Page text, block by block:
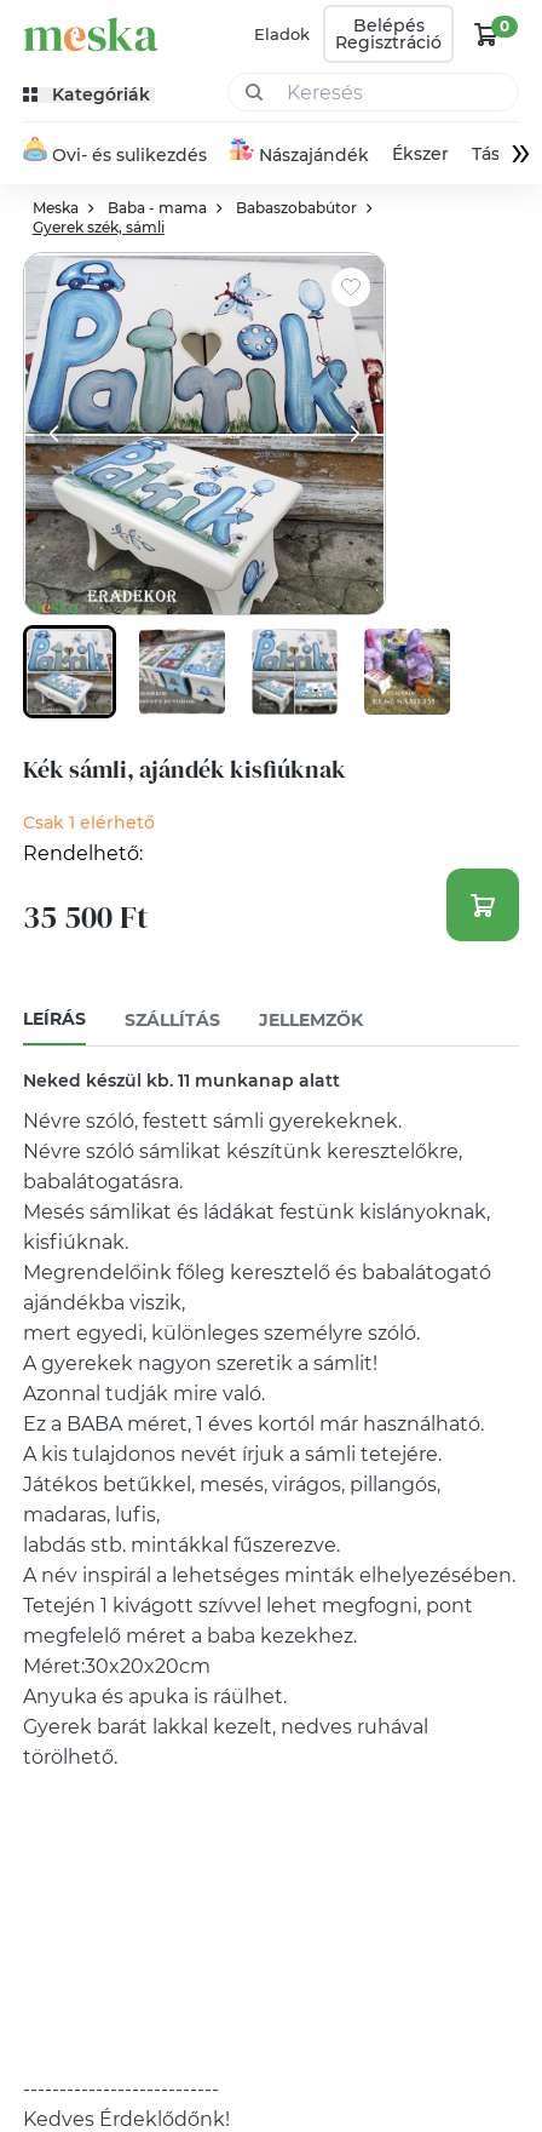
Eladok Belépés
Regisztráció
0
Kategóriák
Ovi- és sulikezdés Nászajándék Ékszer Táska»
Meska Baba - mama
Babaszobabútor
Gyerek szék, sámli
Kék sámli, ajándék kisfiúknak
Csak 1 elérhető
Rendelhető:
35 500 Ft
LEÍRÁS SZÁLLÍTÁS JELLEMZŐK
Neked készül kb. 11 munkanap alatt
Névre szóló, festett sámli gyerekeknek.
Névre szóló sámlikat készítünk keresztelőkre,
babalátogatásra.
Mesés sámlikat és ládákat festünk kislányoknak,
kisfiúknak.
Megrendelőink főleg keresztelő és babalátogató
ajándékba viszik,
mert egyedi, különleges személyre szóló.
A gyerekek nagyon szeretik a sámlit!
Azonnal tudják mire való.
Ez a BABA méret, 1 éves kortól már használható.
A kis tulajdonos nevét írjuk a sámli tetejére.
Játékos betűkkel, mesés, virágos, pillangós,
madaras, lufis,
labdás stb. mintákkal fűszerezve.
A név inspirál a lehetséges minták elhelyezésében.
Tetején 1 kivágott szívvel lehet megfogni, pont
megfelelő méret a baba kezekhez.
Méret:30x20x20cm
Anyuka és apuka is ráülhet.
Gyerek barát lakkal kezelt, nedves ruhával
törölhető.
---------------------------
Kedves Érdeklődőnk!